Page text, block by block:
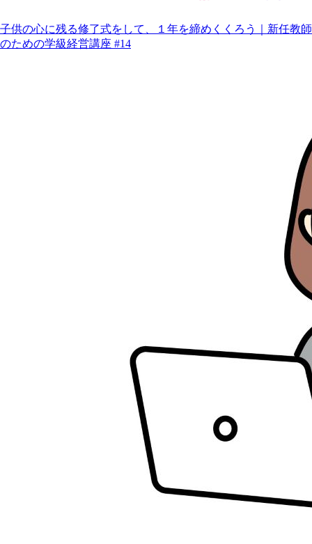
子供の心に残る修了式をして、１年を締めくくろう｜新任教師
のための学級経営講座 #14